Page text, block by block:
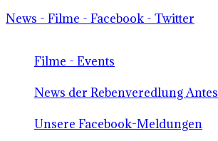
News - Filme - Facebook - Twitter
Filme - Events
News der Rebenveredlung Antes
Unsere Facebook-Meldungen